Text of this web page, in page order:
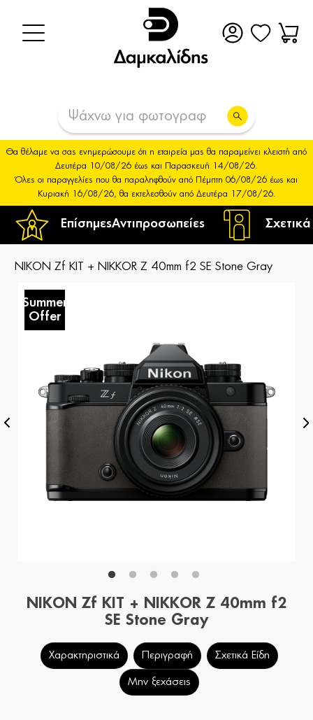
ΕπίσημεςΑντιπροσωπείες
Θα θέλαμε να σας ενημερώσουμε ότι η εταιρεία μας θα παραμείνει κλειστή από
Δευτέρα 10/08/26 έως και Παρασκευή 14/08/26.
Όλες οι παραγγελίες που θα παραληφθούν από Πέμπτη 06/08/26 έως και
Κυριακή 16/08/26, θα εκτελεσθούν από Δευτέρα 17/08/26.
NIKON Zf KIT + NIKKOR Z 40mm f2 SE Stone Gray
Summer
Offer
NIKON Zf KIT + NIKKOR Z 40mm f2
SE Stone Gray
Χαρακτηριστικά Περιγραφή Σχετικά Είδη
Μην ξεχάσεις